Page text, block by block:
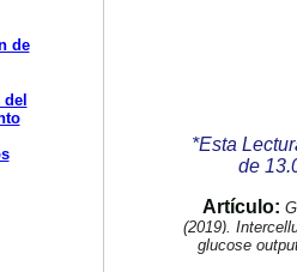
de
*Esta
de
Artículo:
(2019).
glucose